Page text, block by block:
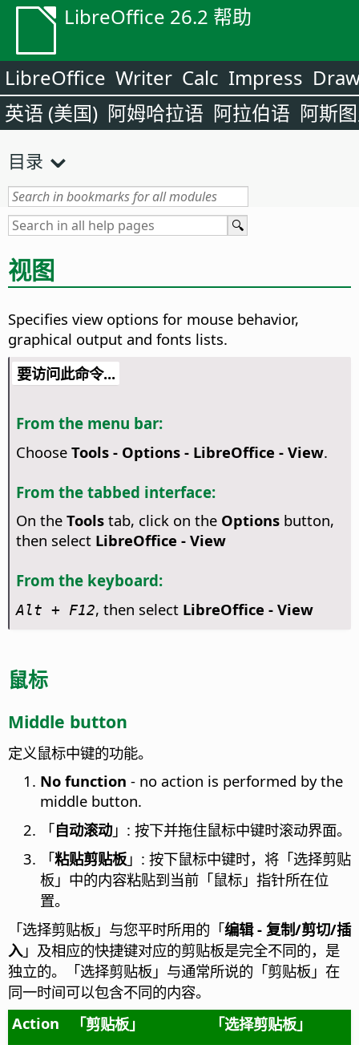
LibreOffice 26.2 帮助
LibreOffice Writer Calc Impress
英语 (美国) 阿姆哈拉语 阿拉伯语 阿斯
目录
视图
Specifies view options for mouse behavior,
graphical output and fonts lists.
要访问此命令...
From the menu bar:
Choose Tools - Options- LibreOffice - View.
From the tabbed interface:
On the Toolstab, click on the Optionsbutton,
then select LibreOffice - View
From the keyboard:
Alt + F12, then select LibreOffice - View
鼠标
Middle button
定义鼠标中键的功能。
No function - no action is performed by the
middle button.
「自动滚动」: 按下并拖住鼠标中键时滚动界面。
「粘贴剪贴板 」: 按下鼠标中键时，将「选择剪贴
板」中的内容粘贴到当前「鼠标」指针所在位
置。
「选择剪贴板」与您平时所用的「编辑 - 复制/剪切/插
入 」及相应的快捷键对应的剪贴板是完全不同的，是
独立的。「选择剪贴板」与通常所说的「剪贴板」在
同一时间可以包含不同的内容。
Action
「剪贴板」 「选择剪贴板」